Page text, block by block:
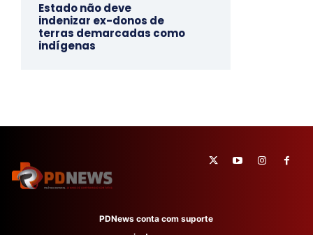
Estado não deve
indenizar ex-donos de
terras demarcadas como
indígenas
PDNews conta com suporte